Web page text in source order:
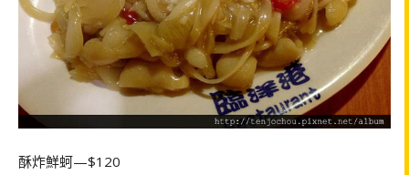
酥炸鮮蚵—$120